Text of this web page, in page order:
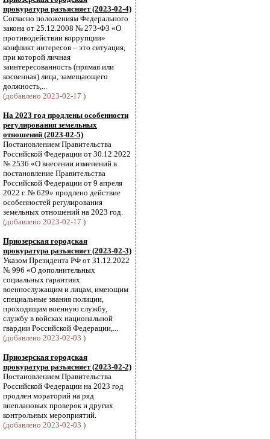
прокуратура разъясняет (2023-02-4)
Согласно положениям Федерального
закона от 25.12.2008 № 273-ФЗ «О
противодействии коррупции»
конфликт интересов – это ситуация,
при которой личная
заинтересованность (прямая или
косвенная) лица, замещающего
должность,...
(добавлено 2023-02-17 )
На 2023 год продлены особенности
регулирования земельных
отношений (2023-02-5)
Постановлением Правительства
Российской Федерации от 30.12.2022
№ 2536 «О внесении изменений в
постановление Правительства
Российской Федерации от 9 апреля
2022 г. № 629» продлено действие
особенностей регулирования
земельных отношений на 2023 год.
(добавлено 2023-02-17 )
Приозерская городская
прокуратура разъясняет (2023-02-3)
Указом Президента РФ от 31.12.2022
№ 996 «О дополнительных
социальных гарантиях
военнослужащим и лицам, имеющим
специальные звания полиции,
проходящим военную службу,
службу в войсках национальной
гвардии Российской Федерации,...
(добавлено 2023-02-03 )
Приозерская городская
прокуратура разъясняет (2023-02-2)
Постановлением Правительства
Российской Федерации на 2023 год
продлен мораторий на ряд
внеплановых проверок и других
контрольных мероприятий.
(добавлено 2023-02-03 )